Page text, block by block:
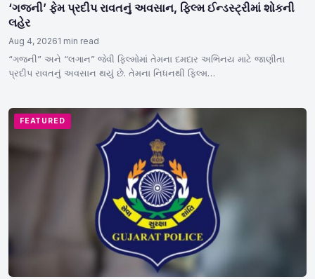
‘ગજની’ ફેમ પ્રદીપ રાવતનું અવસાન, ફિલ્મ ઈન્ડસ્ટ્રીમાં શોકની
લહેર
Aug 4, 20261 min read
“ગજની” અને “લગાન” જેવી ફિલ્મોમાં તેમના દમદાર અભિનય માટે જાણીતા
પ્રદીપ રાવતનું અવસાન થયું છે. તેમના નિધનથી ફિલ્મ…
FEATURED